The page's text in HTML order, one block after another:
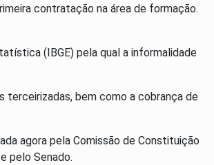
contratação na área de formação.
(IBGE) pela qual a informalidade
bem como a cobrança de
agora pela Comissão de Constituição
pelo Senado.